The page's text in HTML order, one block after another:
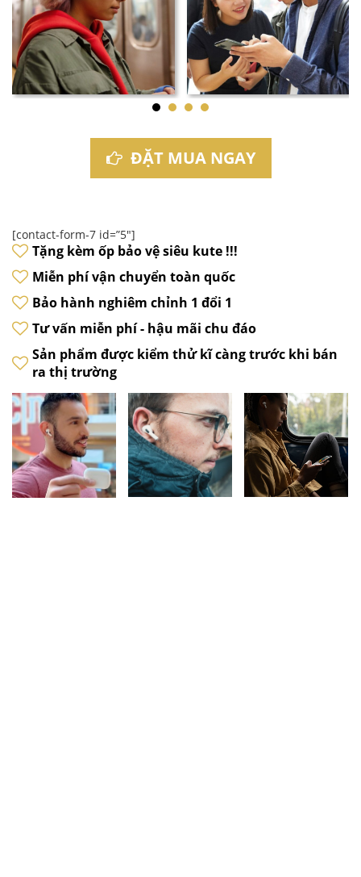
ĐẶT MUA NGAY
[contact-form-7 id=”5″]
Tặng kèm ốp bảo vệ siêu kute !!!
Miễn phí vận chuyển toàn quốc
Bảo hành nghiêm chỉnh 1 đổi 1
Tư vấn miễn phí - hậu mãi chu đáo
Sản phẩm được kiểm thử kĩ càng trước khi bán
ra thị trường